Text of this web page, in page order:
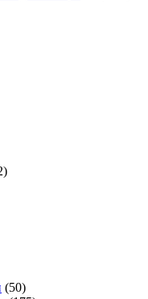
(50)